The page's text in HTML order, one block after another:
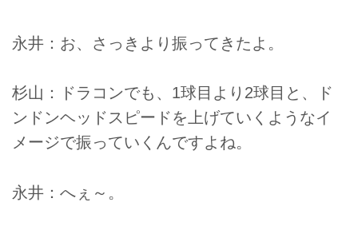
永井：お、さっきより振ってきたよ。
杉山：ドラコンでも、1球目より2球目と、ド
ンドンヘッドスピードを上げていくようなイ
メージで振っていくんですよね。
永井：へぇ～。